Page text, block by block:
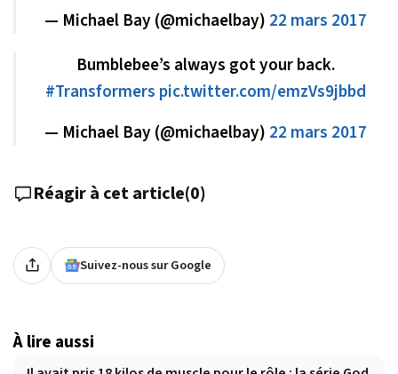
— Michael Bay (@michaelbay) 22 mars 2017
Bumblebee’s always got your back.
#Transformers pic.twitter.com/emzVs9jbbd
— Michael Bay (@michaelbay) 22 mars 2017
Réagir à cet article(0)
Suivez-nous sur Google
À lire aussi